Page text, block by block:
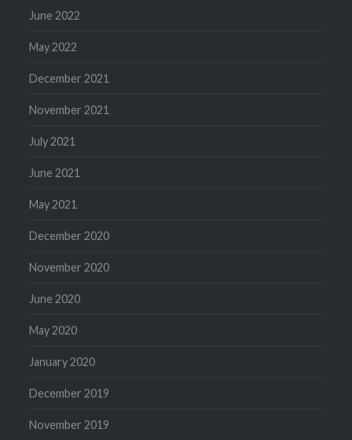
June 2022
May 2022
December 2021
November 2021
July 2021
June 2021
May 2021
December 2020
November 2020
June 2020
May 2020
January 2020
December 2019
November 2019